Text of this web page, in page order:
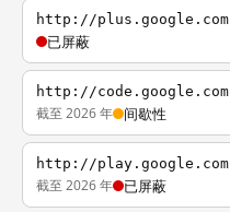
http://plus.google.com
已屏蔽
http://code.google.com
截至 2026 年 间歇性
http://play.google.com
截至 2026 年 已屏蔽